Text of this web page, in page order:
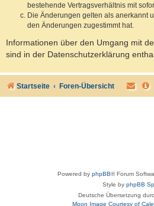
bestehende Vertragsverhältnis mit
Die Änderungen gelten als anerkannt
den Änderungen zugestimmt hat.
Informationen über den Umgang mit
sind in der Datenschutzerklärung
Startseite Foren-Übersicht
Powered by phpBB® Forum
Style by phpBB
Deutsche Übersetzung
Moon Image Courtesy of